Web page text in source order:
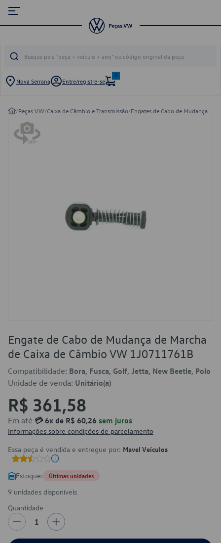
Nova Serrana Entre/registre-se
0
/Peças VW/Caixa de Câmbio e Transmissão/Engates de Cabo de Mudança
Engate de Cabo de Mudança de Marcha
de Caixa de Câmbio VW 1J0711761B
Compatibilidade: Bora, Fusca, Golf, Jetta, New Beetle, Polo
Unidade de venda: Unitário(a)
R$ 361,58
Em até 💳 6x de R$ 60,26 sem juros
Informações sobre condições de parcelamento
Essa peça é vendida e entregue por: Mavel Veículos
Estoque: Últimas unidades
9 unidades disponíveis
Quantidade
1